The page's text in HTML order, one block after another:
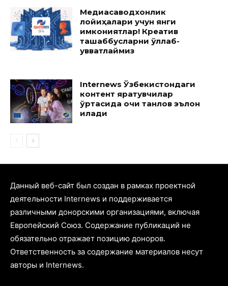
Медиасаводхонлик
лойиҳалари учун янги
имкониятлар! Креатив
ташаббусларни қўллаб-
қувватлаймиз
Internews Ўзбекистондаги
контент яратувчилар
ўртасида очиқ танлов эълон
қилади
Данный веб-сайт был создан в рамках проектной
деятельности Internews и поддерживается
различными донорскими организациями, включая
Европейский Союз. Содержание публикаций не
обязательно отражает позицию доноров.
Ответственность за содержание материалов несут
авторы и Internews.